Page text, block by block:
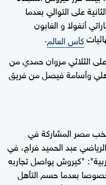
على التوالي بعدما
أنغولا و الغابون
كأس العالم.
الثلاثي مروان حمدي من
وأسامة فيصل من فريق
مصر المشاركة في
عبد الحميد فراج، في
"كيروش يواصل تجاربه
خصوصا بعدما حسم التأهل